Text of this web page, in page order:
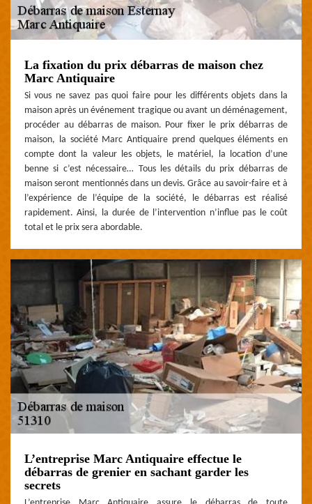
La fixation du prix débarras de maison chez
Marc Antiquaire
Si vous ne savez pas quoi faire pour les différents objets dans la
maison après un événement tragique ou avant un déménagement,
procéder au débarras de maison. Pour fixer le prix débarras de
maison, la société Marc Antiquaire prend quelques éléments en
compte dont la valeur les objets, le matériel, la location d’une
benne si c’est nécessaire… Tous les détails du prix débarras de
maison seront mentionnés dans un devis. Grâce au savoir-faire et à
l’expérience de l’équipe de la société, le débarras est réalisé
rapidement. Ainsi, la durée de l’intervention n’influe pas le coût
total et le prix sera abordable.
L’entreprise Marc Antiquaire effectue le
débarras de grenier en sachant garder les
secrets